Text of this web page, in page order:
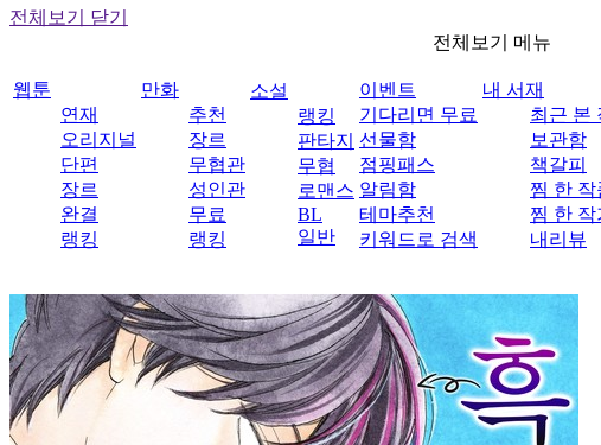
전체보기 닫기
전체보기 메뉴
웹툰
연재
오리지널
단편
장르
완결
랭킹
만화
추천
장르
무협관
성인관
무료
랭킹
소설
랭킹
판타지
무협
로맨스
BL
일반
이벤트
기다리면 무료
선물함
점핑패스
알림함
테마추천
키워드로 검색
내 서재
최근 본
보관함
책갈피
찜 한 작
찜 한 작
내리뷰